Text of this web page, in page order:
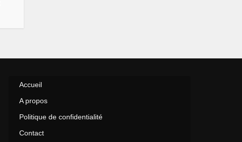
Accueil
A propos
Politique de confidentialité
Contact